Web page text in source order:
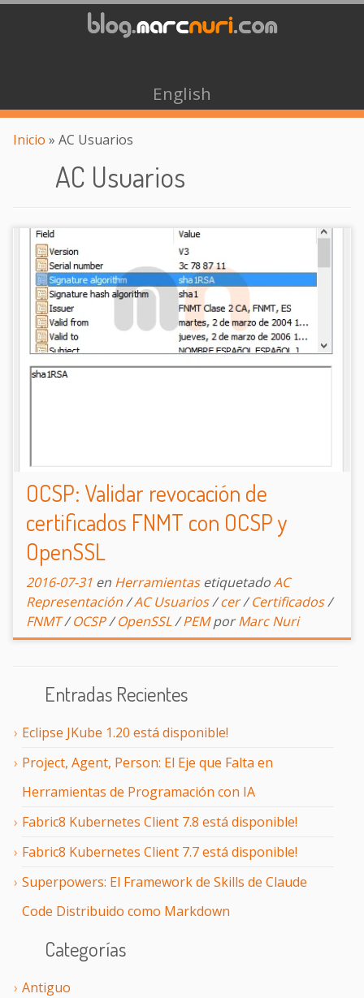
English
Inicio » AC Usuarios
Entradas Recientes
Eclipse JKube 1.20 está disponible!
Project, Agent, Person: El Eje que Falta en
Herramientas de Programación con IA
Fabric8 Kubernetes Client 7.8 está disponible!
Fabric8 Kubernetes Client 7.7 está disponible!
Superpowers: El Framework de Skills de Claude
Code Distribuido como Markdown
Categorías
Antiguo
AC Usuarios
OCSP: Validar revocación de
certificados FNMT con OCSP y
OpenSSL
2016-07-31 en Herramientas etiquetadoAC
Representación/AC Usuarios/cer/Certificados/
FNMT/OCSP/OpenSSL/PEM por Marc Nuri